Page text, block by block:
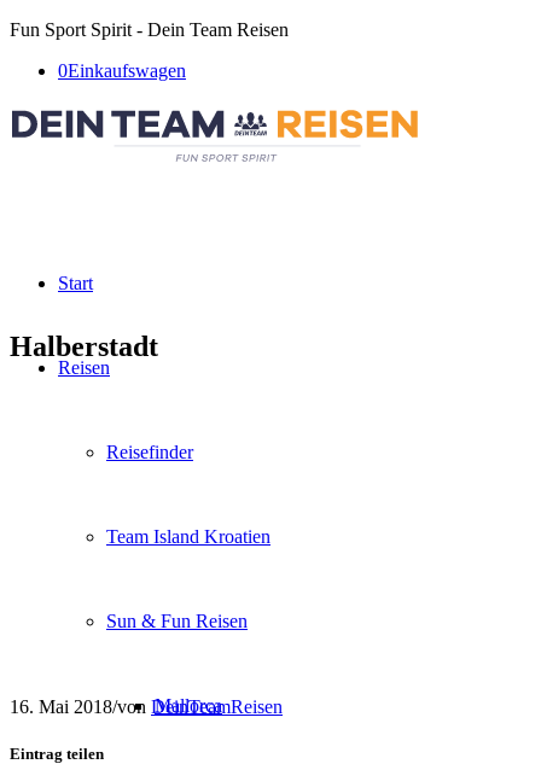
Fun Sport Spirit - Dein Team Reisen
0Einkaufswagen
Start
Reisen
Reisefinder
Team Island Kroatien
Sun & Fun Reisen
Mallorca
Halberstadt
16. Mai 2018/von DeinTeamReisen
Eintrag teilen